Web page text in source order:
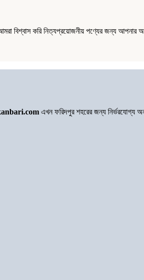
বিশ্বাস করি নিত্যপ্রয়োজনীয় পণ্যের জন্য
এখন ফরিদপুর শহরের জন্য নির্ভরযোগ্য